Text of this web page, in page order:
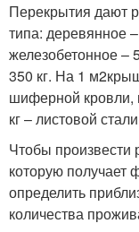
Перекрытия дают
типа: деревянное
железобетонное –
350 кг. На 1 м2
шиферной кровли,
кг – листовой
Чтобы произвести
которую
определить
количества